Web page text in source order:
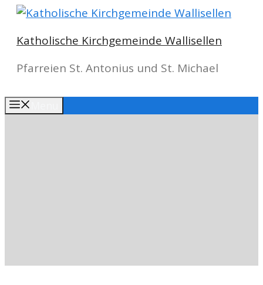
Springe
Inhalt
Katholische Kirchgemeinde Wallisellen
Pfarreien St. Antonius und St. Michael